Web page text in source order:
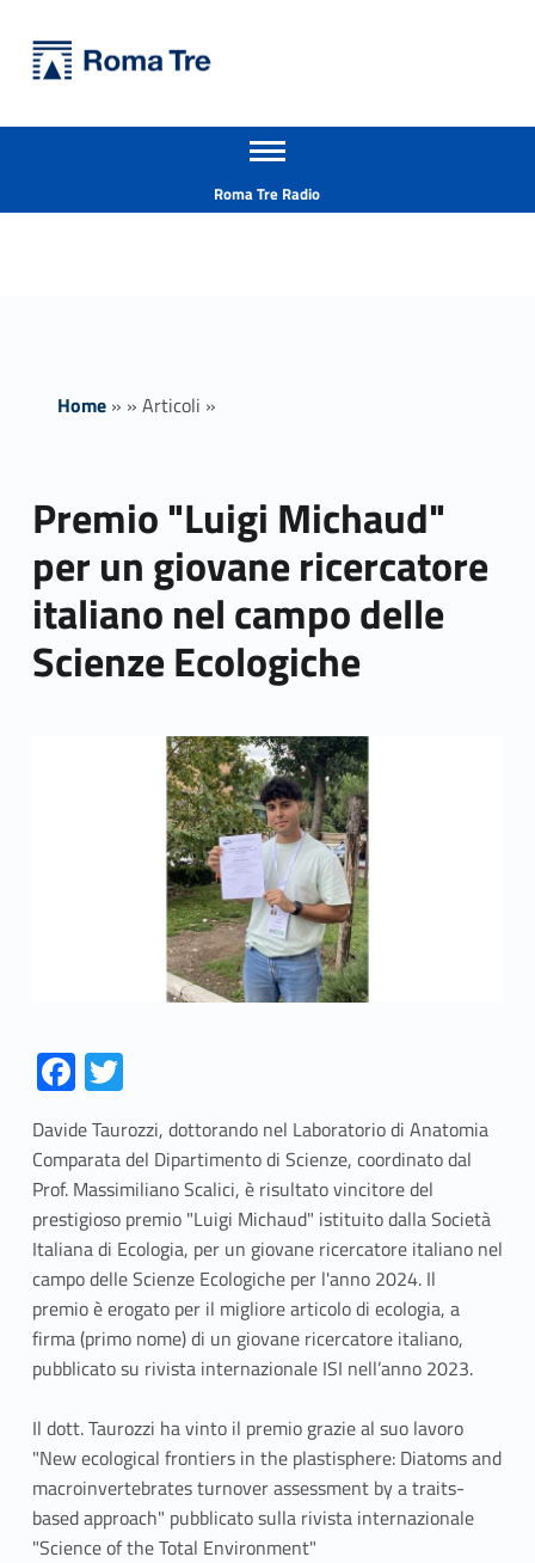
Premio "Luigi Michaud" per un giovane ricercatore italiano nel campo delle Scienze Ecologiche - Università Roma Tre
Apri il menu secondario
Roma Tre Radio
Home» » Articoli »
Premio "Luigi Michaud"
per un giovane ricercatore
italiano nel campo delle
Scienze Ecologiche
Fa
ce
b
o
o
k
T
w
itt
er
Davide Taurozzi, dottorando nel Laboratorio di Anatomia
Comparata del Dipartimento di Scienze, coordinato dal
Prof. Massimiliano Scalici, è risultato vincitore del
prestigioso premio "Luigi Michaud" istituito dalla Società
Italiana di Ecologia, per un giovane ricercatore italiano nel
campo delle Scienze Ecologiche per l'anno 2024. Il
premio è erogato per il migliore articolo di ecologia, a
firma (primo nome) di un giovane ricercatore italiano,
pubblicato su rivista internazionale ISI nell’anno 2023.
Il dott. Taurozzi ha vinto il premio grazie al suo lavoro
"New ecological frontiers in the plastisphere: Diatoms and
macroinvertebrates turnover assessment by a traits-
based approach" pubblicato sulla rivista internazionale
"Science of the Total Environment"